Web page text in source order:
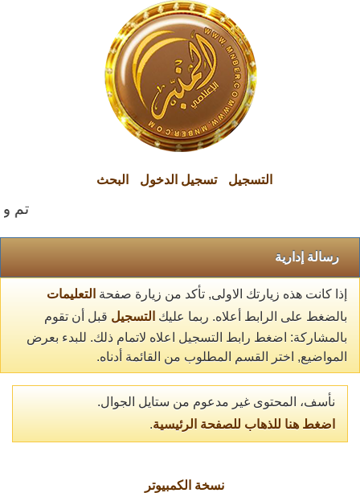
التسجيل تسجيل الدخول البحث
تم
رسالة إدارية
إذا كانت هذه زيارتك الاولى, تأكد من زيارة صفحة التعليمات
بالضغط على الرابط أعلاه. ربما عليك التسجيل قبل أن تقوم
بالمشاركة: اضغط رابط التسجيل اعلاه لاتمام ذلك. للبدء بعرض
المواضيع, اختر القسم المطلوب من القائمة أدناه.
نأسف، المحتوى غير مدعوم من ستايل الجوال.
اضغط هنا للذهاب للصفحة الرئيسية.
نسخة الكمبيوتر